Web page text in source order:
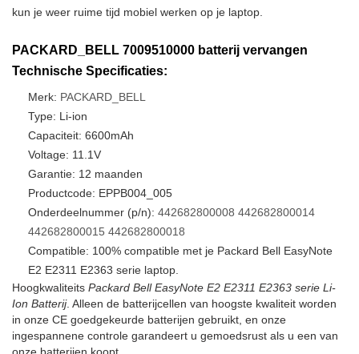
kun je weer ruime tijd mobiel werken op je laptop.
PACKARD_BELL 7009510000 batterij vervangen
Technische Specificaties:
Merk: PACKARD_BELL
Type: Li-ion
Capaciteit: 6600mAh
Voltage: 11.1V
Garantie: 12 maanden
Productcode: EPPB004_005
Onderdeelnummer (p/n): 442682800008 442682800014
442682800015 442682800018
Compatible: 100% compatible met je Packard Bell EasyNote
E2 E2311 E2363 serie laptop.
Hoogkwaliteits Packard Bell EasyNote E2 E2311 E2363 serie Li-
Ion Batterij. Alleen de batterijcellen van hoogste kwaliteit worden
in onze CE goedgekeurde batterijen gebruikt, en onze
ingespannene controle garandeert u gemoedsrust als u een van